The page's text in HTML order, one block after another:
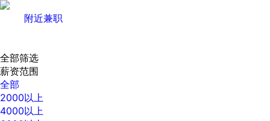
附近兼职
全部筛选
薪资范围
全部
2000以上
4000以上